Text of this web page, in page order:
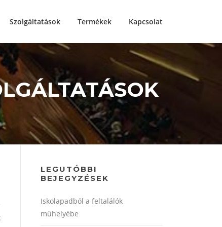
Szolgáltatások Termékek Kapcsolat
LEGUTÓBBI
BEJEGYZÉSEK
Iskolapadból a feltalálók
műhelyébe